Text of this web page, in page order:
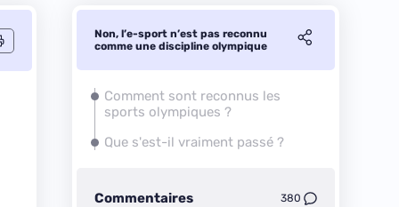
Non, l’e-sport n’est pas reconnu
comme une discipline olympique
Comment sont reconnus les
sports olympiques ?
Que s'est-il vraiment passé ?
Commentaires 380